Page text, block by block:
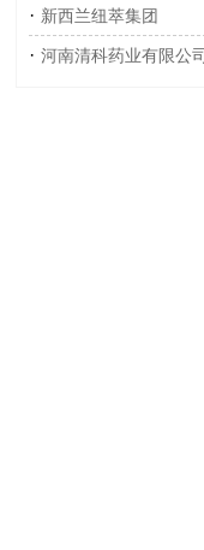
· 新西兰纽萃集团
· 河南清科药业有限公司